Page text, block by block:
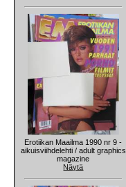
Erotiikan Maailma 1990 nr 9 -
aikuisviihdelehti / adult graphics
magazine
Näytä